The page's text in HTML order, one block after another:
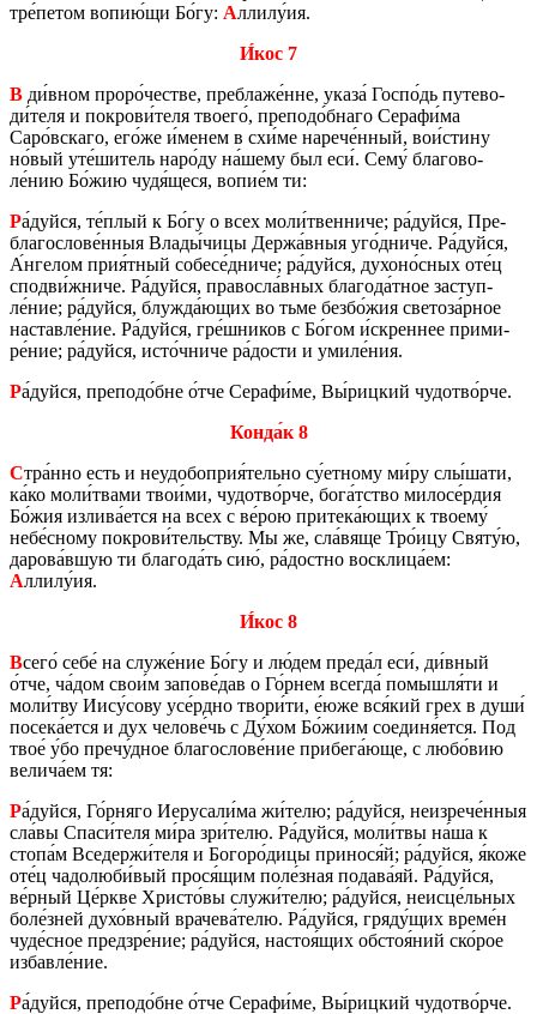
тре́петом вопию́щи Бо́гу: Аллилу́ия.
И́кос 7
В ди́вном проро́че­стве, преб­ла­же́нне, указа́ Госпо́дь пу­те­во­
ди́теля и по­кро­ви́теля тво­е­го́, пре­по­до́бнаго Се­ра­фи́ма
Саро́вска­го, его́же и́менем в схи́ме на­ре­че́нный, вои́стину
но́вый уте́ши­тель наро́ду на́шему был еси́. Сему́ бла­го­во­
ле́нию Бо́жию чудя́щеся, вопие́м ти:
Ра́дуйся, те́плый к Бо́гу о всех моли́твен­ни­че; ра́дуйся, Пре­
бла­го­сло­ве́нныя Влады́чицы Держа́вныя уго́дниче. Ра́дуйся,
А́нге­лом прия́тный со­бе­се́дниче; ра́дуйся, ду­хо­но́сных оте́ц
спо­дви́жниче. Ра́дуйся, пра­вос­ла́вных бла­го­да́тное за­ступ­
ле́ние; ра́дуйся, блуж­да́ющих во тьме безбо́жия све­то­за́рное
на­став­ле́ние. Ра́дуйся, гре́шни­ков с Бо́гом и́скрен­нее при­ми­
ре́ние; ра́дуйся, исто́чниче ра́дости и умиле́ния.
Ра́дуйся, пре­по­до́бне о́тче Се­ра­фи́ме, Вы́риц­кий чу­до­тво́рче.
Конда́к 8
Стра́нно есть и неудо­бо­прия́тель­но су́ет­но­му ми́ру слы́шати,
ка́ко моли́твами твои́ми, чу­до­тво́рче, бога́тство ми­ло­се́рдия
Бо́жия из­ли­ва́ется на всех с ве́рою при­те­ка́ющих к тво­е­му́
небе́сному по­кро­ви́тель­ству. Мы же, сла́вяще Тро́ицу Святу́ю,
да­ро­ва́вшую ти бла­го­да́ть сию́, ра́дост­но вос­кли­ца́ем:
Аллилу́ия.
И́кос 8
Всего́ себе́ на служе́ние Бо́гу и лю́дем преда́л еси́, ди́вный
о́тче, ча́дом свои́м за­по­ве́дав о Го́рнем все­гда́ по­мыш­ля́ти и
моли́тву Иису́сову усе́рдно твори́ти, е́юже вся́кий грех в души́
по­се­ка́ется и дух че­ло­ве́чь с Ду́хом Бо́жиим со­еди­ня́ется. Под
твое́ у́бо пречу́дное бла­го­сло­ве́ние при­бе­га́юще, с любо́вию
ве­ли­ча́ем тя:
Ра́дуйся, Го́рняго Иеру­са­ли́ма жи́телю; ра́дуйся, неиз­ре­че́нныя
сла́вы Спаси́теля ми́ра зри́телю. Ра́дуйся, моли́твы на́ша к
стопа́м Все­дер­жи́теля и Бо­го­ро́дицы при­но­ся́й; ра́дуйся, я́коже
оте́ц ча­до­лю­би́вый прося́щим поле́зная по­да­ва́яй. Ра́дуйся,
ве́рный Це́ркве Хри­сто́вы служи́телю; ра́дуйся, неис­це́льных
боле́зней духо́вный вра­че­ва́телю. Ра́дуйся, гряду́щих време́н
чуде́сное пред­зре́ние; ра́дуйся, на­стоя́щих об­стоя́ний ско́рое
из­бав­ле́ние.
Ра́дуйся, пре­по­до́бне о́тче Се­ра­фи́ме, Вы́риц­кий чу­до­тво́рче.